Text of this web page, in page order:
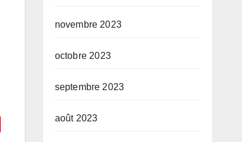
novembre 2023
octobre 2023
septembre 2023
août 2023